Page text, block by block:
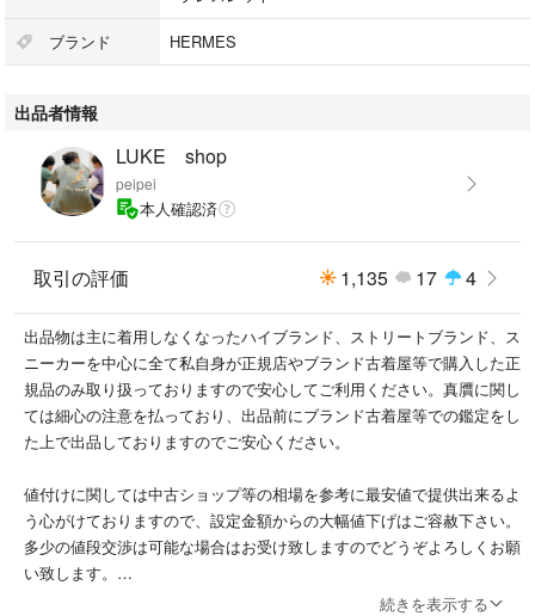
ブランド HERMES
出品者情報
LUKE shop
peipei
本人確認済
取引の評価 1,135 17 4
出品物は主に着用しなくなったハイブランド、ストリートブランド、ス
ニーカーを中心に全て私自身が正規店やブランド古着屋等で購入した正
規品のみ取り扱っておりますので安心してご利用ください。真贋に関し
ては細心の注意を払っており、出品前にブランド古着屋等での鑑定をし
た上で出品しておりますのでご安心ください。
値付けに関しては中古ショップ等の相場を参考に最安値で提供出来るよ
う心がけておりますので、設定金額からの大幅値下げはご容赦下さい。
多少の値段交渉は可能な場合はお受け致しますのでどうぞよろしくお願
い致します。
続きを表示する